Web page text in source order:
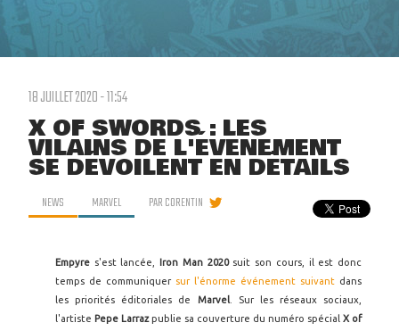
18 JUILLET 2020 - 11:54
X OF SWORDS : LES
VILAINS DE L'ÉVÉNEMENT
SE DÉVOILENT EN DÉTAILS
NEWS MARVEL PARCORENTIN
Empyre s'est lancée, Iron Man 2020suit son cours, il est donc
temps de communiquer sur l'énorme événement suivant dans
les priorités éditoriales de Marvel. Sur les réseaux sociaux,
l'artiste Pepe Larrazpublie sa couverture du numéro spécial X of